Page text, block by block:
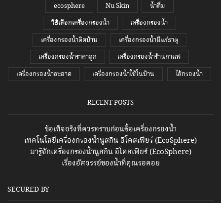
ecosphere Nu Skin
น้ำดื่ม
วิธีเลือกเครื่องกรองน้ำ
เครื่องกรองน้ำ
เครื่องกรองน้ำติดบ้าน
เครื่องกรองน้ำมีแร่ธาตุ
เครื่องกรองน้ำราคาถูก
เครื่องกรองน้ำร้านกาแฟ
เครื่องกรองน้ำสะอาด
เครื่องกรองน้ำใช้ในบ้าน ไส้กรองน้ำ
RECENT POSTS
ข้อเท็จจริงที่ควรทราบก่อนซื้อเครื่องกรองน้ำ
เทคโนโลยีเครื่องกรองน้ำนูสกิน อีโคสเฟียร์ (EcoSphere)
มารู้จักเครื่องกรองน้ำนูสกิน อีโคสเฟียร์ (EcoSphere)
เรื่องอัศจรรย์ของน้ำที่คุณรอคอย
SECURED BY